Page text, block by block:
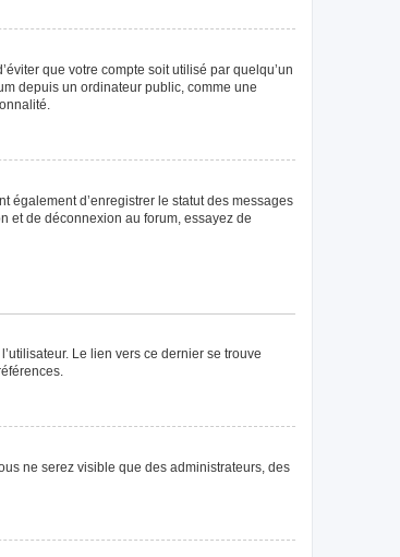
que votre compte soit utilisé par quelqu’un
depuis un ordinateur public, comme une
également d’enregistrer le statut des messages
et de déconnexion au forum, essayez de
Le lien vers ce dernier se trouve
ne serez visible que des administrateurs, des